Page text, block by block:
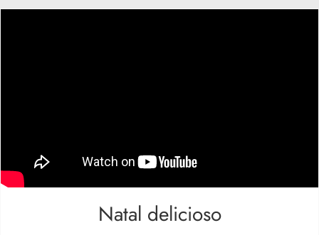
Natal delicioso